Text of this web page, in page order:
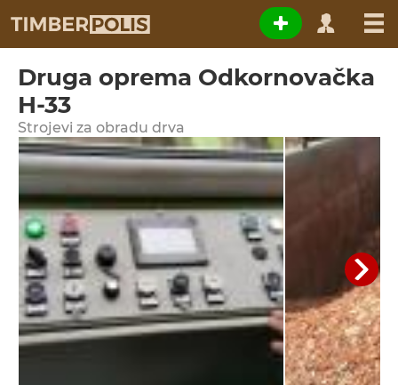
Druga oprema Odkornovačka
H-33
Strojevi za obradu drva